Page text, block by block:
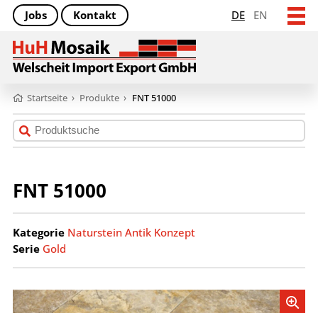
DE EN
Jobs Kontakt
Startseite › Produkte › FNT 51000
FNT 51000
Kategorie Naturstein Antik Konzept
Serie Gold